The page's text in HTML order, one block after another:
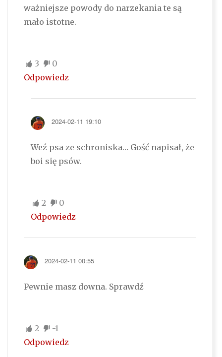
ważniejsze powody do narzekania te są
mało istotne.
3
0
Odpowiedz
2024-02-11 19:10
Weź psa ze schroniska… Gość napisał, że
boi się psów.
2
0
Odpowiedz
2024-02-11 00:55
Pewnie masz downa. Sprawdź
2
-1
Odpowiedz